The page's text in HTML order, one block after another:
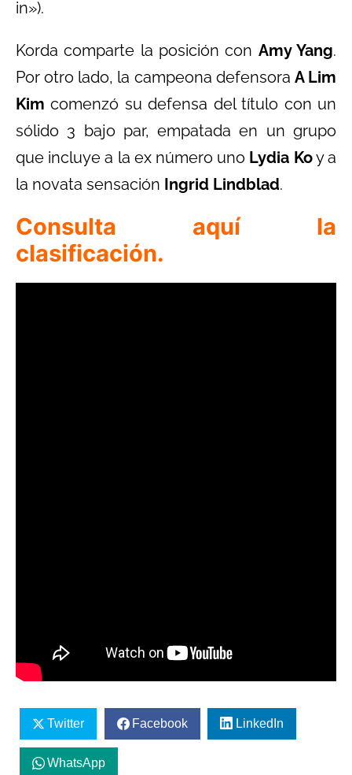
in»).
Korda comparte la posición con Amy Yang.
Por otro lado, la campeona defensora A Lim
Kim comenzó su defensa del título con un
sólido 3 bajo par, empatada en un grupo
que incluye a la ex número uno Lydia Koy a
la novata sensación Ingrid Lindblad.
Consulta aquí la
clasificación.
Twitter Facebook LinkedIn
WhatsApp